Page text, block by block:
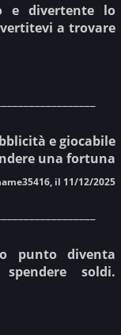
e divertente lo
a trovare
e giocabile
una fortuna
il 11/12/2025
punto diventa
soldi.